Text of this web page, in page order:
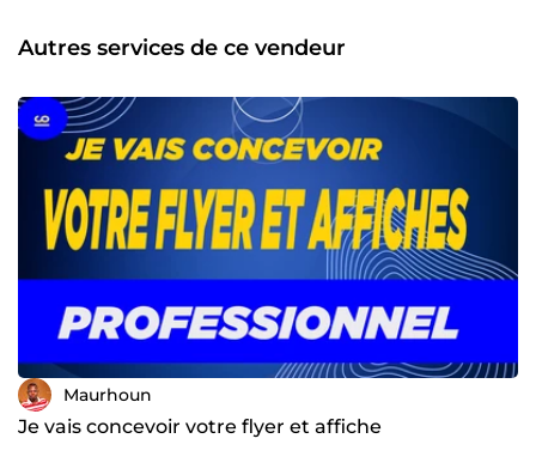
solide. Je suis à votre disposition pour discuter et
collaborer sur vos projets.&quot;
Autres services de ce vendeur
Maurhoun
Je vais concevoir votre flyer et affiche